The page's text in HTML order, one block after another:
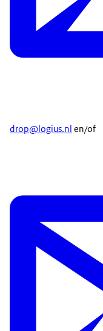
drop@logius.nl en/of